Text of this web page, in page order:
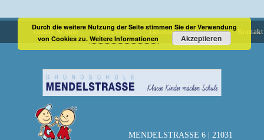
Unsere Schule Impressum Datenschutzerklärung Kontakt
MENDELSTRASSE 6 | 21031
Durch die weitere Nutzung der Seite stimmen Sie der Verwendung
von Cookies zu. Weitere Informationen Akzeptieren